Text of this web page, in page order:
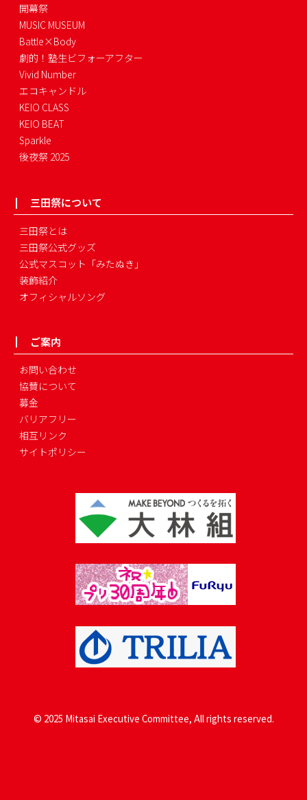
開幕祭
MUSIC MUSEUM
Battle×Body
劇的！塾生ビフォーアフター
Vivid Number
エコキャンドル
KEIO CLASS
KEIO BEAT
Sparkle
後夜祭 2025
三田祭について
三田祭とは
三田祭公式グッズ
公式マスコット「みたぬき」
装飾紹介
オフィシャルソング
ご案内
お問い合わせ
協賛について
募金
バリアフリー
相互リンク
サイトポリシー
© 2025 Mitasai Executive Committee, All rights reserved.